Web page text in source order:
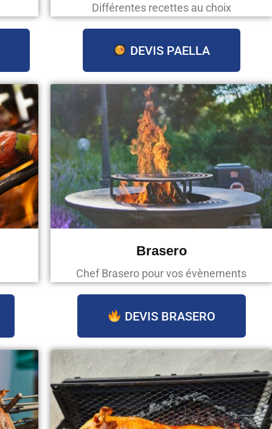
Différentes recettes au choix
DEVIS PAELLA
Brasero
Chef Brasero pour vos évènements
DEVIS BRASERO